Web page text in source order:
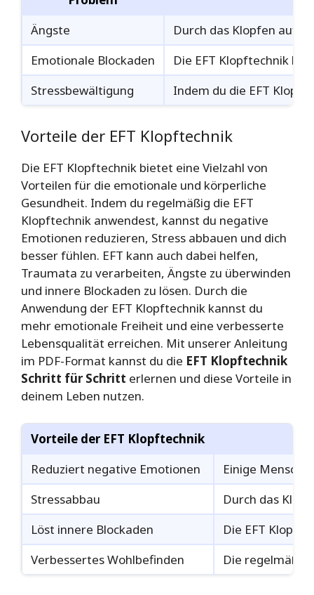
Ängste
Durch das Klopfen auf
Emotionale Blockaden
Die EFT Klopftechnik
Stressbewältigung
Indem du die EFT
Vorteile der EFT Klopftechnik
Die EFT Klopftechnik bietet eine Vielzahl von
Vorteilen für die emotionale und körperliche
Gesundheit. Indem du regelmäßig die EFT
Klopftechnik anwendest, kannst du negative
Emotionen reduzieren, Stress abbauen und dich
besser fühlen. EFT kann auch dabei helfen,
Traumata zu verarbeiten, Ängste zu überwinden
und innere Blockaden zu lösen. Durch die
Anwendung der EFT Klopftechnik kannst du
mehr emotionale Freiheit und eine verbesserte
Lebensqualität erreichen. Mit unserer Anleitung
im PDF-Format kannst du die EFT Klopftechnik
Schritt für Schritt erlernen und diese Vorteile in
deinem Leben nutzen.
Vorteile der EFT Klopftechnik
Reduziert negative Emotionen
Einige
Stressabbau
Durch das
Löst innere Blockaden
Die EFT
Verbessertes Wohlbefinden
Die